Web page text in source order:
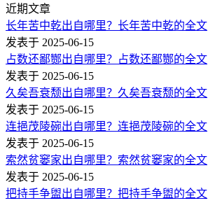
近期文章
长年苦中乾出自哪里？长年苦中乾的全文
发表于 2025-06-15
占数还鄙酂出自哪里？占数还鄙酂的全文
发表于 2025-06-15
久矣吾衰颓出自哪里？久矣吾衰颓的全文
发表于 2025-06-15
连挹茂陵碗出自哪里？连挹茂陵碗的全文
发表于 2025-06-15
索然贫窭家出自哪里？索然贫窭家的全文
发表于 2025-06-15
把持手争盥出自哪里？把持手争盥的全文